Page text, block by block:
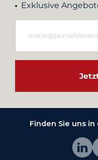
Exklusive
Finden Sie uns